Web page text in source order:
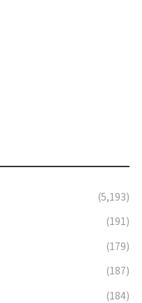
(5,193)
(191)
(179)
(187)
(184)